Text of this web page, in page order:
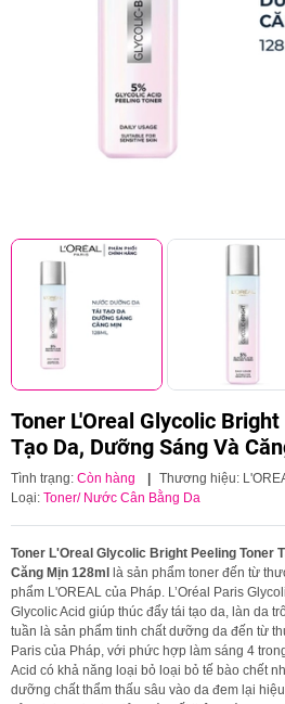
Toner L'Oreal Glycolic
Tạo Da, Dưỡng Sáng Và
Tình trạng: Còn hàng | Thương hiệu:
Loại: Toner/ Nước Cân Bằng Da
Toner L'Oreal Glycolic Bright Peeling Toner
Căng Mịn 128ml là sản phẩm toner đến từ
phẩm L'OREAL của Pháp. L’Oréal Paris
Glycolic Acid giúp thúc đẩy tái tạo da, làn da
tuần là sản phẩm tinh chất dưỡng da đến từ
Paris của Pháp, với phức hợp làm sáng 4
Acid có khả năng loại bỏ loại bỏ tế bào chết
dưỡng chất thẩm thấu sâu vào da đem lại